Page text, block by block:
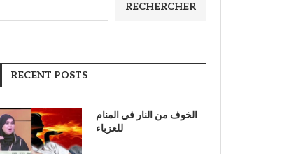
RECHERCHER
RECENT POSTS
الخوف من النار في المنام
للعزباء